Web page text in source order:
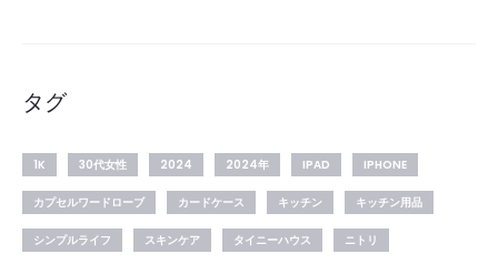
タグ
1K 30代女性 2024 2024年 IPAD IPHONE
カプセルワードローブ カードケース キッチン キッチン用品
シンプルライフ スキンケア タイニーハウス ニトリ